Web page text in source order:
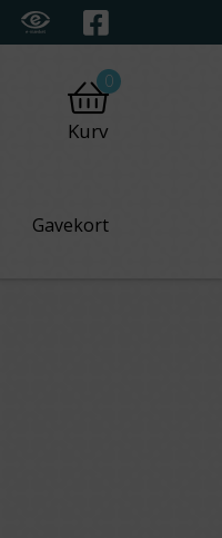
0
Kurv
Gavekort